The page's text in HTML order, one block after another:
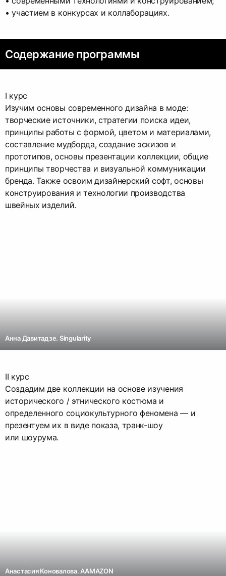
• участием в конкурсах и коллаборациях.
Содержание программы
I курс
Изучим основы современного дизайна в моде:
творческие источники, стратегии поиска идеи,
принципы работы с формой, цветом и материалами,
составление мудборда, создание эскизов и
прототипов, основы презентации коллекции, общие
принципы творчества и визуальной коммуникации
бренда. Также освоим дизайнерский софт, основы
конструирования и технологии производства
швейных изделий.
Анна Давитадзе. Singularity
II курс
Cоздадим две коллекции на основе изучения
исторического / этнического костюма и
определенного социокультурного феномена — и
презентуем их в виде показа, транк-шоу
или шоурума.
Анастасия Коновалова. AAMAZON